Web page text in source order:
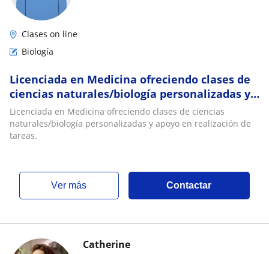
Clases on line
Biología
Licenciada en Medicina ofreciendo clases de
ciencias naturales/biología personalizadas y
apoyo en realización de tareas
Licenciada en Medicina ofreciendo clases de ciencias
naturales/biología personalizadas y apoyo en realización de
tareas.
ver más Contactar
Catherine